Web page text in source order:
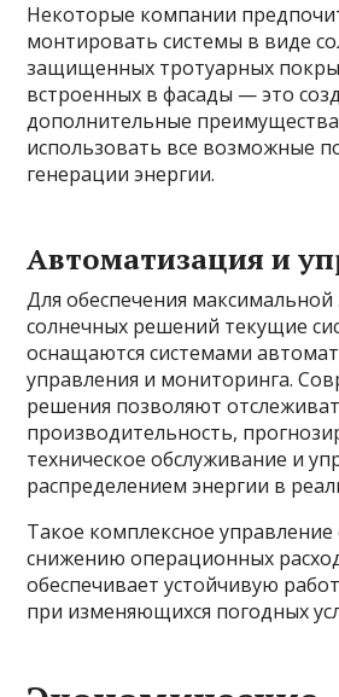
Некоторые компании
монтировать системы в виде
защищенных тротуарных
встроенных в фасады — это
дополнительные
использовать все возможные
генерации энергии.
Автоматизация и
Для обеспечения
солнечных решений текущие
оснащаются системами
управления и мониторинга.
решения позволяют
производительность,
техническое обслуживание и
распределением энергии в
Такое комплексное управление
снижению операционных
обеспечивает устойчивую
при изменяющихся погодных